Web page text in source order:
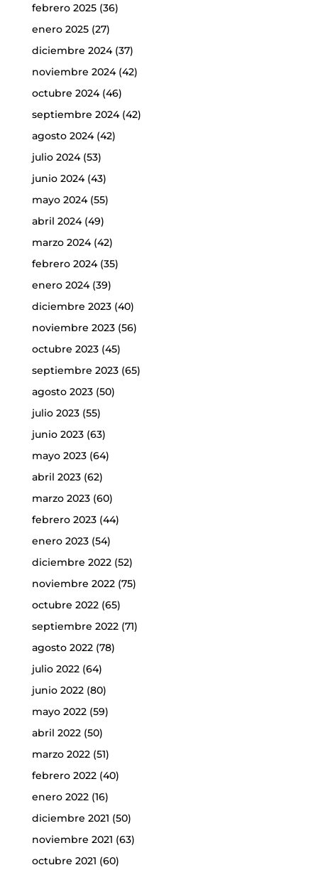
febrero 2025(36)
enero 2025(27)
diciembre 2024(37)
noviembre 2024(42)
octubre 2024(46)
septiembre 2024(42)
agosto 2024(42)
julio 2024(53)
junio 2024(43)
mayo 2024(55)
abril 2024(49)
marzo 2024(42)
febrero 2024(35)
enero 2024(39)
diciembre 2023(40)
noviembre 2023(56)
octubre 2023(45)
septiembre 2023(65)
agosto 2023(50)
julio 2023(55)
junio 2023(63)
mayo 2023(64)
abril 2023(62)
marzo 2023(60)
febrero 2023(44)
enero 2023(54)
diciembre 2022(52)
noviembre 2022(75)
octubre 2022(65)
septiembre 2022(71)
agosto 2022(78)
julio 2022(64)
junio 2022(80)
mayo 2022(59)
abril 2022(50)
marzo 2022(51)
febrero 2022(40)
enero 2022(16)
diciembre 2021 (50)
noviembre 2021 (63)
octubre 2021 (60)